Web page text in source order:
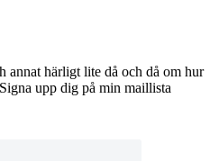
annat härligt lite då och då om hur
upp dig på min maillista